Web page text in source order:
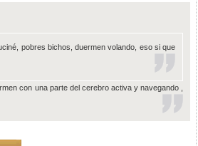
pobres bichos, duermen volando, eso si que
con una parte del cerebro activa y navegando ,